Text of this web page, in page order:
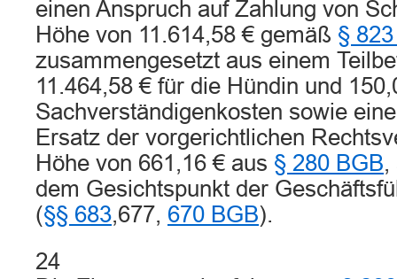
einen Anspruch auf Zahlung von
Höhe von 11.614,58 € gemäß §
zusammengesetzt aus einem
11.464,58 € für die Hündin und
Sachverständigenkosten sowie
Ersatz der vorgerichtlichen
Höhe von 661,16 € aus § 280 BGB,
dem Gesichtspunkt der
(§§ 683,677, 670 BGB).
24